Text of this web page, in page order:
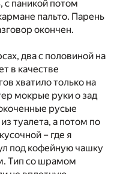
с паникой потом
пальто. Парень
окончен.
два с половиной на
в качестве
хватило только на
мокрые руки о зад
русые
туалета, а потом по
– где я
под кофейную чашку
Тип со шрамом